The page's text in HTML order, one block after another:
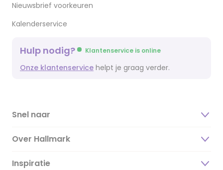
Nieuwsbrief voorkeuren
Kalenderservice
Hulp nodig? Klantenservice is online
Onze klantenservice helpt je graag verder.
Snel naar
Over Hallmark
Over ons
Inspiratie